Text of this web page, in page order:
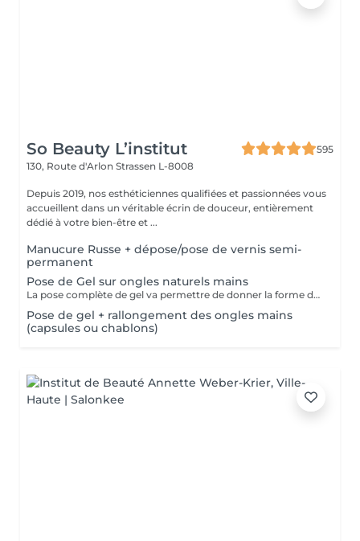
So Beauty L’institut
595
130, Route d'Arlon Strassen L-8008
Depuis 2019, nos esthéticiennes qualifiées et passionnées vous
accueillent dans un véritable écrin de douceur, entièrement
dédié à votre bien-être et ...
Manucure Russe + dépose/pose de vernis semi-
permanent
Pose de Gel sur ongles naturels mains
La pose complète de gel va permettre de donner la forme désirée en rallongeant (ou pas) les ongles (préalablement préparés) soit par la technique du chablon (rallongement au gel) soit par les capsules. Ensuite vient la pose du gel qui sera façonné et enfin la pose de la couleur ou de la French.
Pose de gel + rallongement des ongles mains
(capsules ou chablons)